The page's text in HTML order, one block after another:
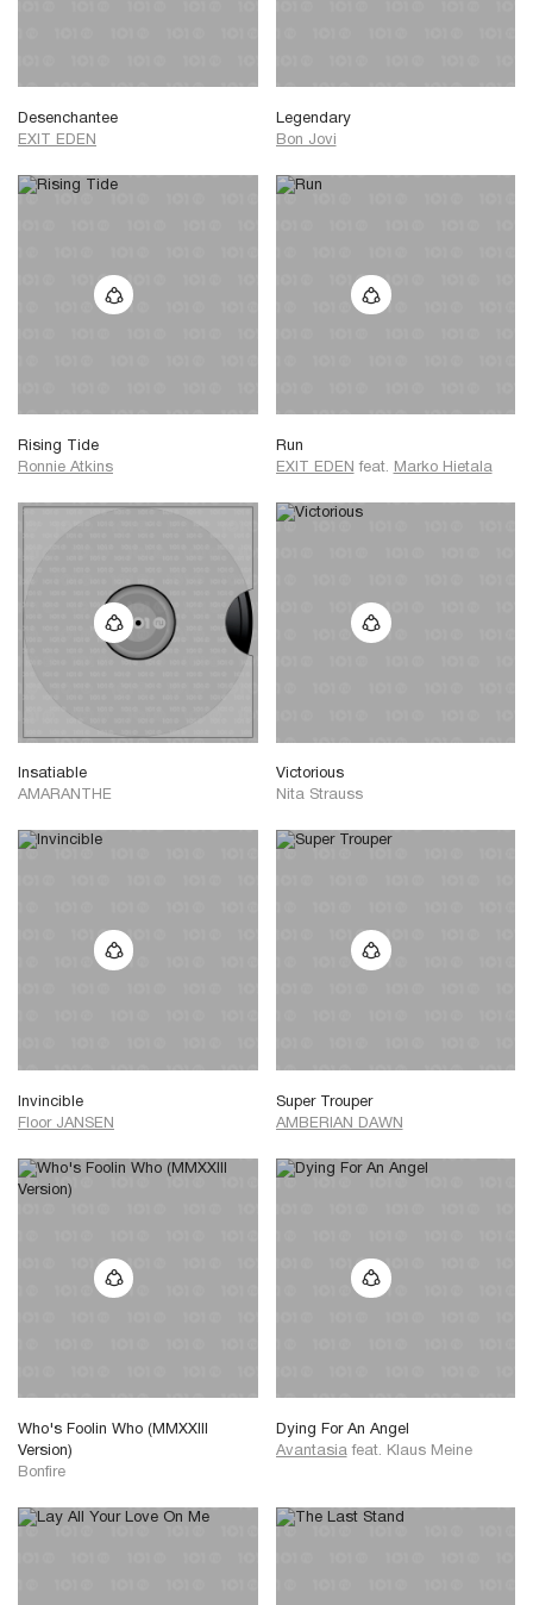
Desenchantee
EXIT EDEN
Legendary
Bon Jovi
Rising Tide
Ronnie Atkins
Run
EXIT EDEN feat. Marko Hietala
Insatiable
AMARANTHE
Victorious
Nita Strauss
Invincible
Floor JANSEN
Super Trouper
AMBERIAN DAWN
Who's Foolin Who (MMXXIII
Version)
Bonfire
Dying For An Angel
Avantasia feat. Klaus Meine